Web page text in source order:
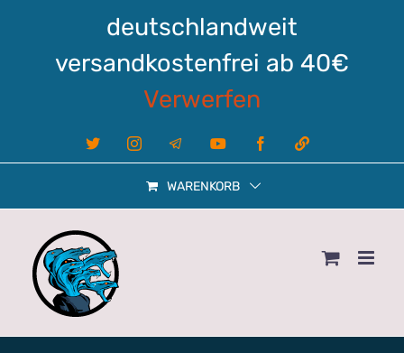
deutschlandweit
versandkostenfrei ab 40€
Verwerfen
X InstagramTelegram YouTube FacebookLinktree
WARENKORB